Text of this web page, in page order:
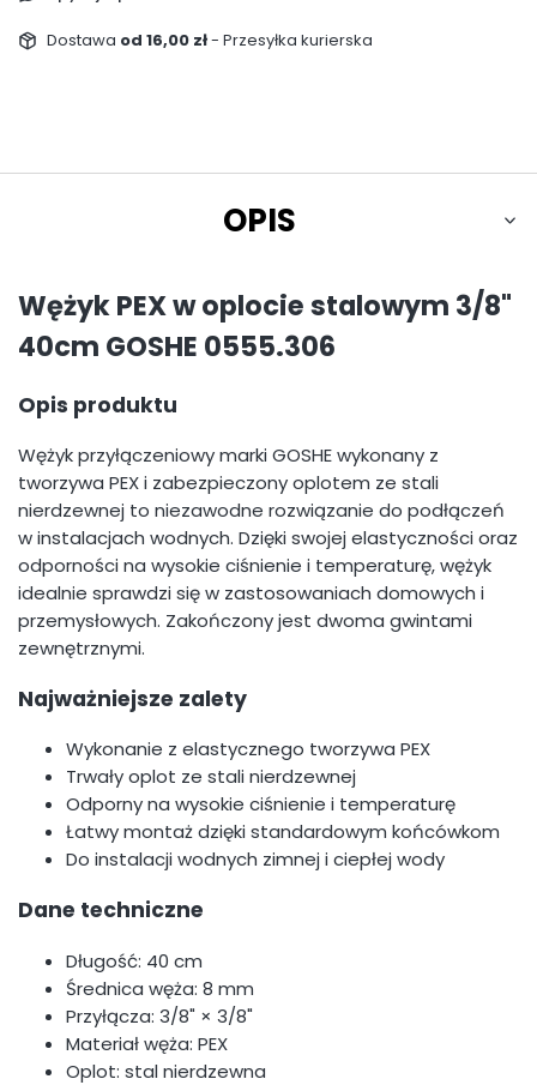
Dostawa od 16,00 zł- Przesyłka kurierska
OPIS
Wężyk PEX w oplocie stalowym 3/8"
40cm GOSHE 0555.306
Opis produktu
Wężyk przyłączeniowy marki GOSHE wykonany z
tworzywa PEX i zabezpieczony oplotem ze stali
nierdzewnej to niezawodne rozwiązanie do podłączeń
w instalacjach wodnych. Dzięki swojej elastyczności oraz
odporności na wysokie ciśnienie i temperaturę, wężyk
idealnie sprawdzi się w zastosowaniach domowych i
przemysłowych. Zakończony jest dwoma gwintami
zewnętrznymi.
Najważniejsze zalety
Wykonanie z elastycznego tworzywa PEX
Trwały oplot ze stali nierdzewnej
Odporny na wysokie ciśnienie i temperaturę
Łatwy montaż dzięki standardowym końcówkom
Do instalacji wodnych zimnej i ciepłej wody
Dane techniczne
Długość: 40 cm
Średnica węża: 8 mm
Przyłącza: 3/8" × 3/8"
Materiał węża: PEX
Oplot: stal nierdzewna